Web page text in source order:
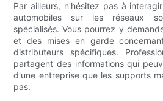
Par ailleurs, n'hésitez pas à
automobiles sur les réseaux
spécialisés. Vous pourrez y
et des mises en garde
distributeurs spécifiques.
partagent des informations qui
d'une entreprise que les supports
pas.